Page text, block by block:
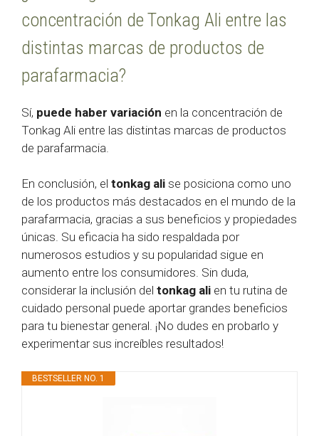
concentración de Tonkag Ali entre las
distintas marcas de productos de
parafarmacia?
Sí, puede haber variación en la concentración de
Tonkag Ali entre las distintas marcas de productos
de parafarmacia.
En conclusión, el tonkag ali se posiciona como uno
de los productos más destacados en el mundo de la
parafarmacia, gracias a sus beneficios y propiedades
únicas. Su eficacia ha sido respaldada por
numerosos estudios y su popularidad sigue en
aumento entre los consumidores. Sin duda,
considerar la inclusión del tonkag ali en tu rutina de
cuidado personal puede aportar grandes beneficios
para tu bienestar general. ¡No dudes en probarlo y
experimentar sus increíbles resultados!
BESTSELLER NO. 1